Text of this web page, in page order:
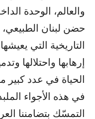
والعالم، الوحدة
حضن لبنان
التاريخية التي
إرهابها واحتلالها
الحياة في عدد كبير
في هذه الأجواء
التمسّك بتضامننا